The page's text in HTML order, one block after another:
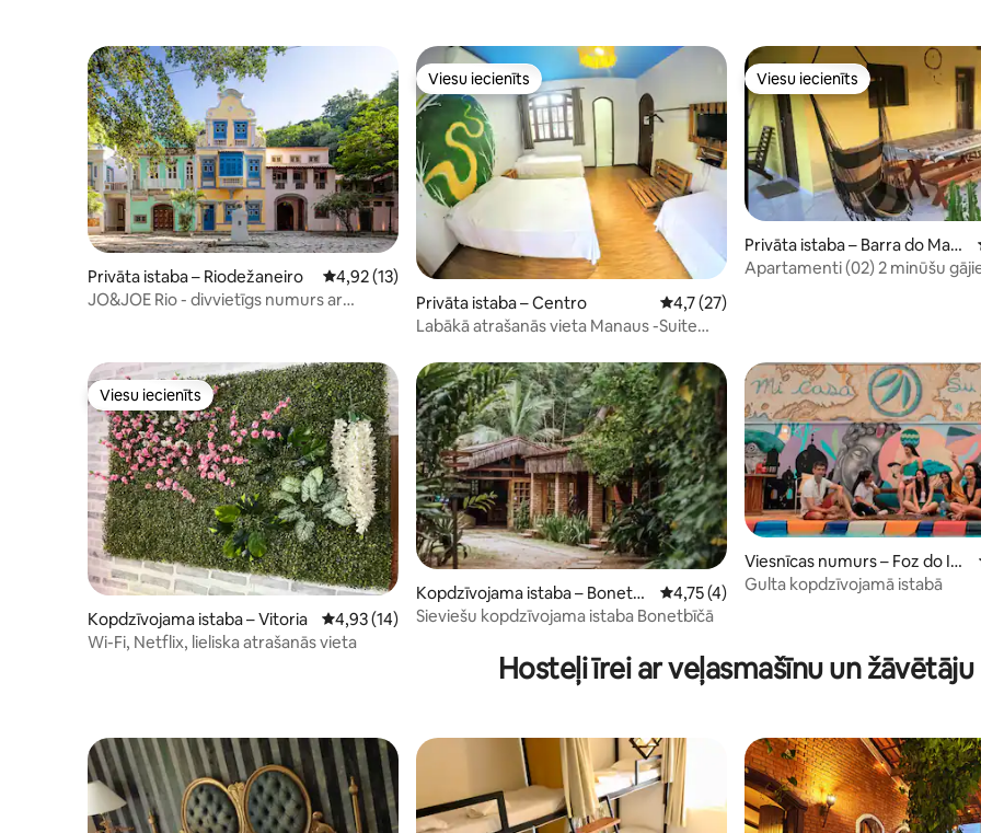
Privāta istaba – Riodežaneiro Vidējais vērtējums: 4,92 no 5, atsauksmju skaits: 13
4,92 (13)
JO&JOE Rio - divvietīgs numurs ar
Viesu iecienīts
Viesu iecienīts
Privāta istaba – Centro Vidējais vērtējums: 4,7 no 5, atsauksmju
4,7 (27)
Labākā atrašanās vieta Manaus -Suite
Viesu iecienīts
Viesu iecienīts
Privāta istaba – Barra do Mam
anguape
Apartamenti (02) 2 minūšu
Viesu iecienīts
Viesu iecienīts
Kopdzīvojama istaba – Vitoria Vidējais vērtējums: 4,93 no 5, atsauksmju skaits: 14
4,93 (14)
Wi-Fi, Netflix, lieliska atrašanās vieta
Kopdzīvojama istaba – Bonete
Beach
Vidējais vērtējums: 4,75 no 5, atsauksmju
4,75 (4)
Sieviešu kopdzīvojama istaba Bonetbīčā
Viesnīcas numurs – Foz do Igu
açu
Gulta kopdzīvojamā istabā
Hosteļi īrei ar veļasmašīnu un žāvētāju